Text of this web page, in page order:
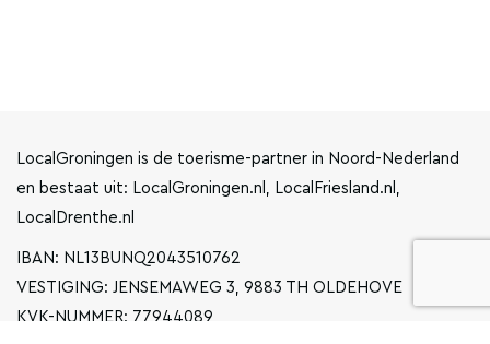
LocalGroningen is de toerisme-partner in Noord-Nederland
en bestaat uit: LocalGroningen.nl, LocalFriesland.nl,
LocalDrenthe.nl
IBAN: NL13BUNQ2043510762
VESTIGING: JENSEMAWEG 3, 9883 TH OLDEHOVE
KVK-NUMMER: 77944089